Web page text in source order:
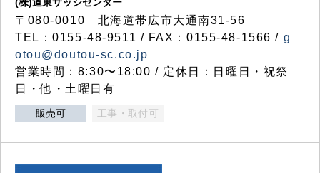
〒080-0010 北海道帯広市大通南31-56
TEL：0155-48-9511 / FAX：0155-48-1566 / g
otou@doutou-sc.co.jp
営業時間：8:30〜18:00 / 定休日：日曜日・祝祭
日・他・土曜日有
販売可 工事・取付可